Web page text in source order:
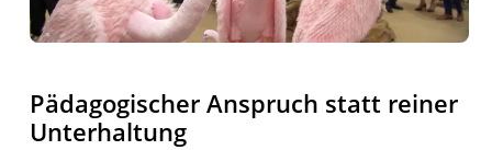
Pädagogischer Anspruch statt reiner
Unterhaltung